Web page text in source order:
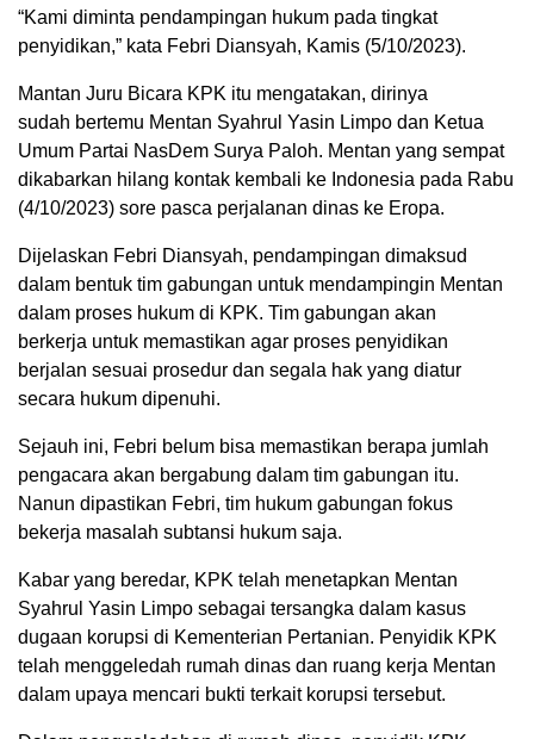
“Kami diminta pendampingan hukum pada tingkat
penyidikan,” kata Febri Diansyah, Kamis (5/10/2023).
Mantan Juru Bicara KPK itu mengatakan, dirinya
sudah bertemu Mentan Syahrul Yasin Limpo dan Ketua
Umum Partai NasDem Surya Paloh. Mentan yang sempat
dikabarkan hilang kontak kembali ke Indonesia pada Rabu
(4/10/2023) sore pasca perjalanan dinas ke Eropa.
Dijelaskan Febri Diansyah, pendampingan dimaksud
dalam bentuk tim gabungan untuk mendampingin Mentan
dalam proses hukum di KPK. Tim gabungan akan
berkerja untuk memastikan agar proses penyidikan
berjalan sesuai prosedur dan segala hak yang diatur
secara hukum dipenuhi.
Sejauh ini, Febri belum bisa memastikan berapa jumlah
pengacara akan bergabung dalam tim gabungan itu.
Nanun dipastikan Febri, tim hukum gabungan fokus
bekerja masalah subtansi hukum saja.
Kabar yang beredar, KPK telah menetapkan Mentan
Syahrul Yasin Limpo sebagai tersangka dalam kasus
dugaan korupsi di Kementerian Pertanian. Penyidik KPK
telah menggeledah rumah dinas dan ruang kerja Mentan
dalam upaya mencari bukti terkait korupsi tersebut.